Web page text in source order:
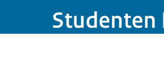
Studenten